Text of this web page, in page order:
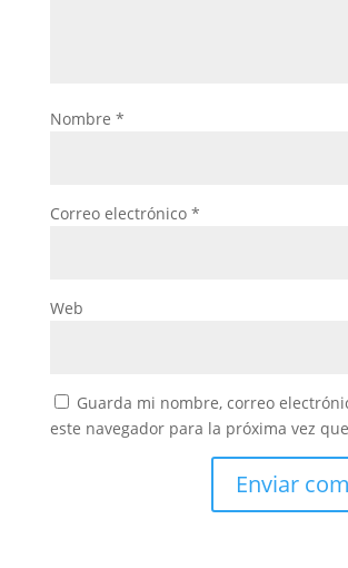
Nombre *
Correo electrónico *
Web
Guarda mi nombre, correo
este navegador para la próxima vez